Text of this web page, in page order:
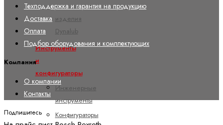
и
изделия
Dynalub
Инструменты
и
конфигураторы
Инженерные
инструменты
Конфигураторы
Техподдержка и гарантия на продукцию
Доставка
Оплата
Подбор оборудования и комплектующих
Компания
О компании
Контакты
Подпишитесь